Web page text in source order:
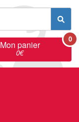
Mon panier
0€
0